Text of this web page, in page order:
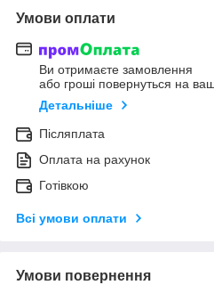
Умови оплати
Ви отримаєте замовлення
або гроші повернуться на
Детальніше
Післяплата
Оплата на рахунок
Готівкою
Всі умови оплати
Умови повернення